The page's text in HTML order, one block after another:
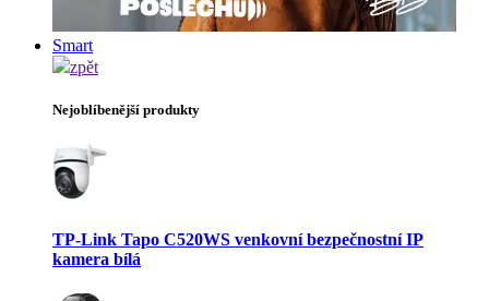
Smart
zpět
Nejoblíbenější produkty
TP-Link Tapo C520WS venkovní bezpečnostní IP
kamera bílá